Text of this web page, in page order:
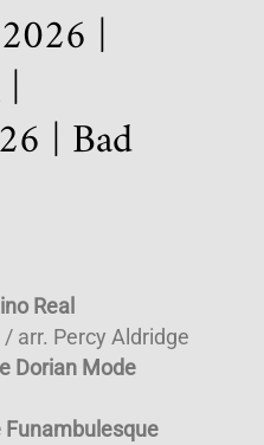
|
|
| Bad
Real
arr. Percy Aldridge
Dorian Mode
Funambulesque